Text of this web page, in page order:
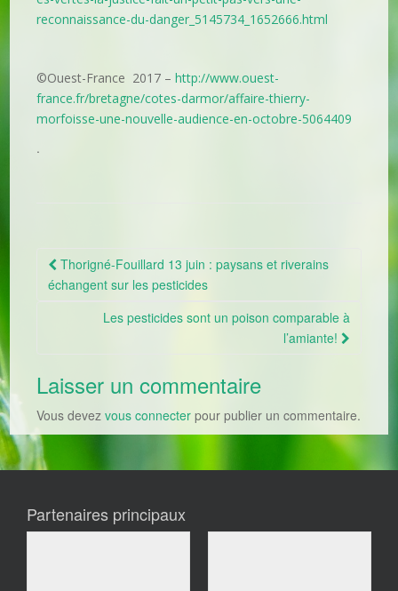
reconnaissance-du-danger_5145734_1652666.html
©Ouest-France 2017 –http://www.ouest-
france.fr/bretagne/cotes-darmor/affaire-thierry-
morfoisse-une-nouvelle-audience-en-octobre-5064409
.
Navigation Article
Thorigné-Fouillard 13 juin : paysans et riverains
échangent sur les pesticides
Les pesticides sont un poison comparable à
l’amiante!
Laisser un commentaire
Vous devezvous connecter pour publier un commentaire.
Partenaires principaux